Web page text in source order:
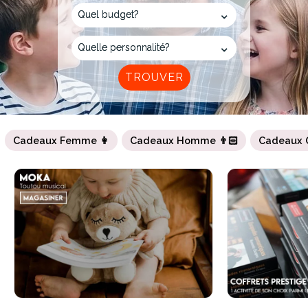
Cadeaux Femme 👩 Cadeaux Homme 👨🏻 Cadeaux